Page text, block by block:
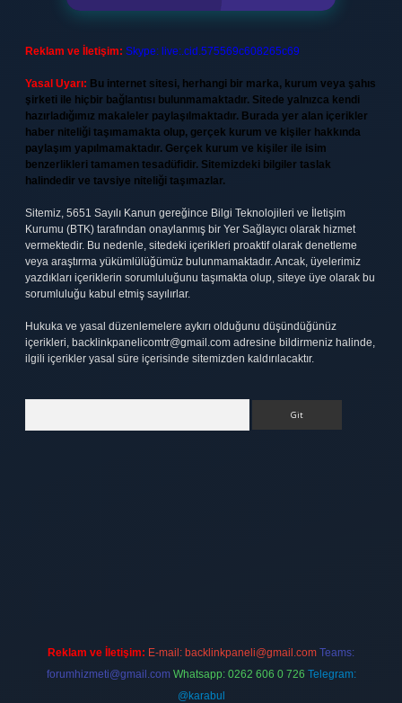
Reklam ve İletişim: Skype: live:.cid.575569c608265c69
Yasal Uyarı: Bu internet sitesi, herhangi bir marka, kurum veya şahıs
şirketi ile hiçbir bağlantısı bulunmamaktadır. Sitede yalnızca kendi
hazırladığımız makaleler paylaşılmaktadır. Burada yer alan içerikler
haber niteliği taşımamakta olup, gerçek kurum ve kişiler hakkında
paylaşım yapılmamaktadır. Gerçek kurum ve kişiler ile isim
benzerlikleri tamamen tesadüfidir. Sitemizdeki bilgiler taslak
halindedir ve tavsiye niteliği taşımazlar.
Sitemiz, 5651 Sayılı Kanun gereğince Bilgi Teknolojileri ve İletişim
Kurumu (BTK) tarafından onaylanmış bir Yer Sağlayıcı olarak hizmet
vermektedir. Bu nedenle, sitedeki içerikleri proaktif olarak denetleme
veya araştırma yükümlülüğümüz bulunmamaktadır. Ancak, üyelerimiz
yazdıkları içeriklerin sorumluluğunu taşımakta olup, siteye üye olarak bu
sorumluluğu kabul etmiş sayılırlar.
Hukuka ve yasal düzenlemelere aykırı olduğunu düşündüğünüz
içerikleri, backlinkpanelicomtr@gmail.com adresine bildirmeniz halinde,
ilgili içerikler yasal süre içerisinde sitemizden kaldırılacaktır.
Reklam ve İletişim: E-mail: backlinkpaneli@gmail.com Teams:
forumhizmeti@gmail.com Whatsapp: 0262 606 0 726 Telegram:
@karabul